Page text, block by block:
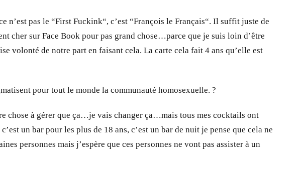
n’est pas le “First Fuckink“, c’est “François le Français“. Il suffit juste de
cher sur Face Book pour pas grand chose…parce que je suis loin d’être
volonté de notre part en faisant cela. La carte cela fait 4 ans qu’elle est
pour tout le monde la communauté homosexuelle. ?
chose à gérer que ça…je vais changer ça…mais tous mes cocktails ont
un bar pour les plus de 18 ans, c’est un bar de nuit je pense que cela ne
personnes mais j’espère que ces personnes ne vont pas assister à un